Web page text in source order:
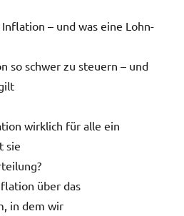
– und was eine Lohn-
so schwer zu steuern – und
wirklich für alle ein
sie
über das
in dem wir